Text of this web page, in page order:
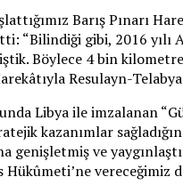
Barış Pınarı
“Bilindiği gibi, 2016 yılı
Böylece 4 bin
Resulayn-
Libya ile imzalanan
kazanımlar
genişletmiş ve
vereceğimiz